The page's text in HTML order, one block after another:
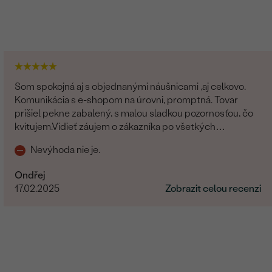
Som spokojná aj s objednanými náušnicami ,aj celkovo.
Komunikácia s e-shopom na úrovni, promptná. Tovar
prišiel pekne zabalený, s malou sladkou pozornosťou, čo
kvitujem.Vidieť záujem o zákazníka po všetkých
Nevýhoda nie je.
Ondřej
17.02.2025
Zobrazit celou recenzi